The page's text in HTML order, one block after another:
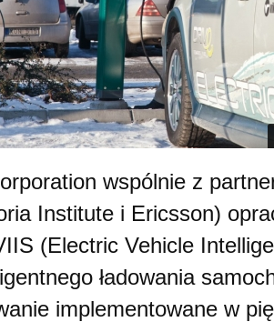
wspólnie z
Institute i Ericsson)
(Electric Vehicle
ładowania
implementowane w